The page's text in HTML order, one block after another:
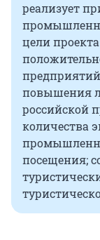
реализует
цели
повышения
российской
количества
посещения;